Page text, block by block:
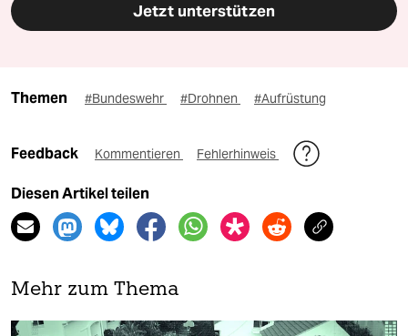
Jetzt unterstützen
Themen #Bundeswehr #Drohnen #Aufrüstung
Feedback Kommentieren Fehlerhinweis
Diesen Artikel teilen
Mehr zum Thema